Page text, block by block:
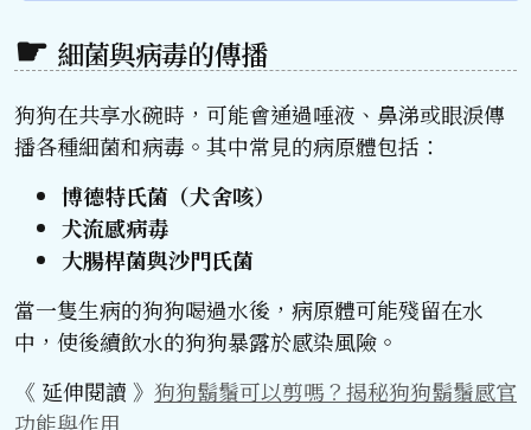
細菌與病毒的傳播
狗狗在共享水碗時，可能會通過唾液、鼻涕或眼淚傳
播各種細菌和病毒。其中常見的病原體包括：
博德特氏菌（犬舍咳）
犬流感病毒
大腸桿菌與沙門氏菌
當一隻生病的狗狗喝過水後，病原體可能殘留在水
中，使後續飲水的狗狗暴露於感染風險。
《 延伸閱讀 》 狗狗鬍鬚可以剪嗎？揭秘狗狗鬍鬚感官
功能與作用